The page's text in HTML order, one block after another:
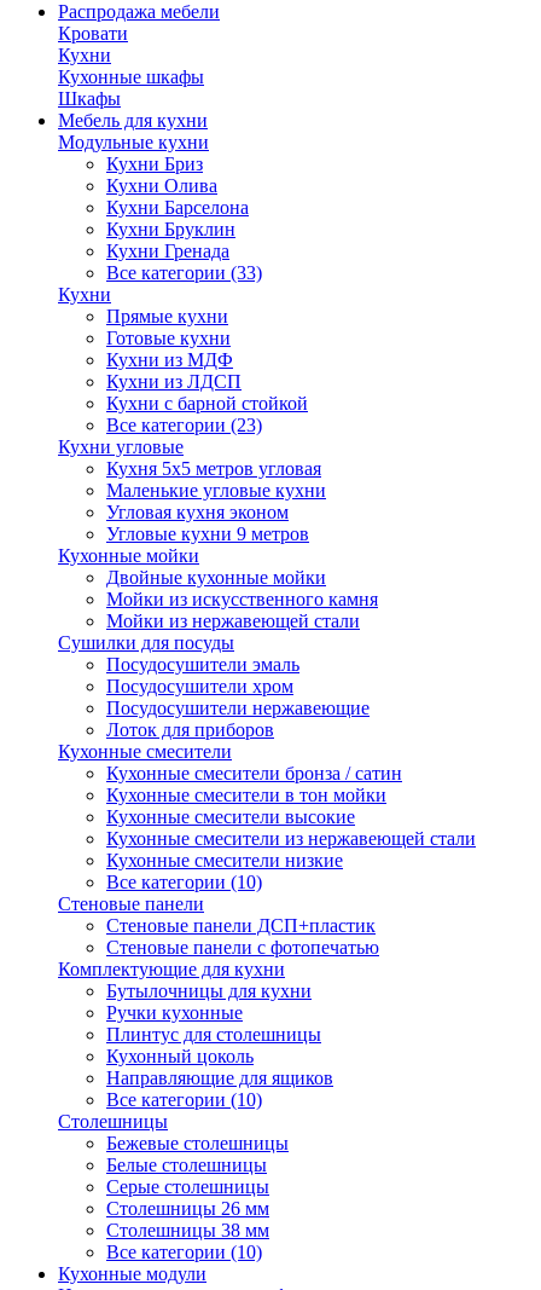
Распродажа мебели
Кровати
Кухни
Кухонные шкафы
Шкафы
Мебель для кухни
Модульные кухни
Кухни Бриз
Кухни Олива
Кухни Барселона
Кухни Бруклин
Кухни Гренада
Все категории (33)
Кухни
Прямые кухни
Готовые кухни
Кухни из МДФ
Кухни из ЛДСП
Кухни с барной стойкой
Все категории (23)
Кухни угловые
Кухня 5х5 метров угловая
Маленькие угловые кухни
Угловая кухня эконом
Угловые кухни 9 метров
Кухонные мойки
Двойные кухонные мойки
Мойки из искусственного камня
Мойки из нержавеющей стали
Сушилки для посуды
Посудосушители эмаль
Посудосушители хром
Посудосушители нержавеющие
Лоток для приборов
Кухонные смесители
Кухонные смесители бронза / сатин
Кухонные смесители в тон мойки
Кухонные смесители высокие
Кухонные смесители из нержавеющей стали
Кухонные смесители низкие
Все категории (10)
Стеновые панели
Стеновые панели ДСП+пластик
Стеновые панели с фотопечатью
Комплектующие для кухни
Бутылочницы для кухни
Ручки кухонные
Плинтус для столешницы
Кухонный цоколь
Направляющие для ящиков
Все категории (10)
Столешницы
Бежевые столешницы
Белые столешницы
Серые столешницы
Столешницы 26 мм
Столешницы 38 мм
Все категории (10)
Кухонные модули